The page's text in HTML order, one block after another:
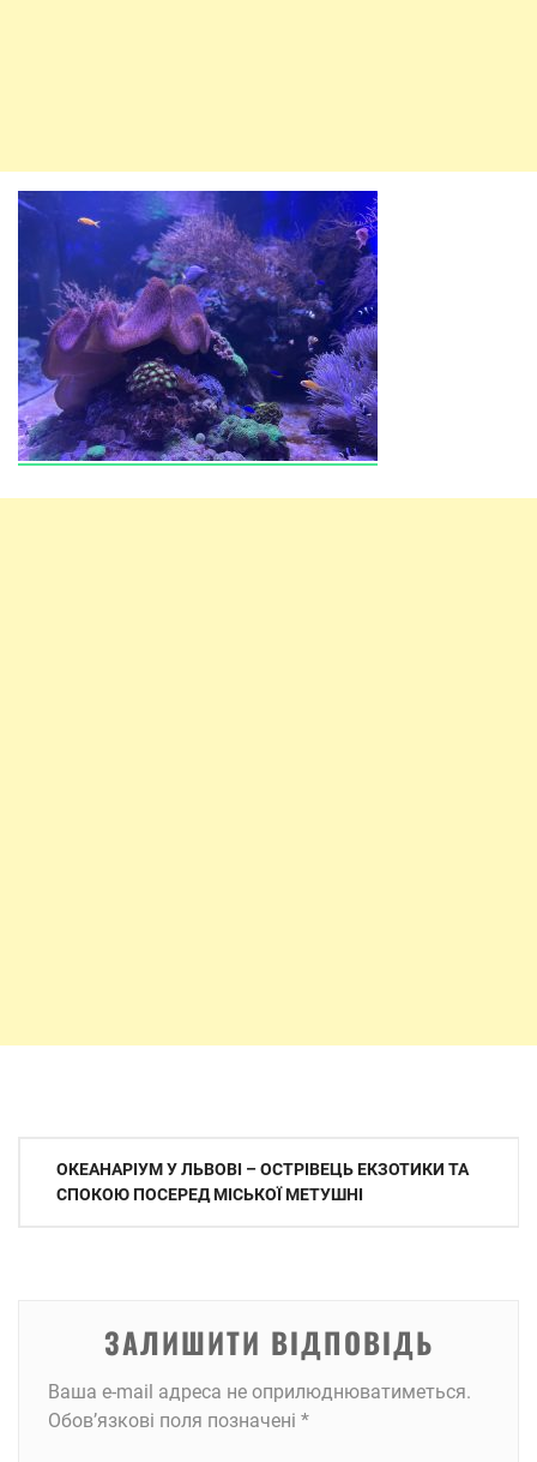
Навігація
записів
ОКЕАНАРІУМ У ЛЬВОВІ – ОСТРІВЕЦЬ ЕКЗОТИКИ ТА
СПОКОЮ ПОСЕРЕД МІСЬКОЇ МЕТУШНІ
ЗАЛИШИТИ ВІДПОВІДЬ
Ваша e-mail адреса не оприлюднюватиметься.
Обов’язкові поля позначені *